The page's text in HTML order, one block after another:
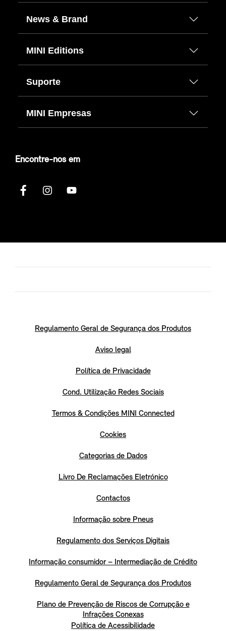
News & Brand
MINI Editions
Suporte
MINI Empresas
Encontre-nos em
Regulamento Geral de Segurança dos Produtos
Aviso legal
Política de Privacidade
Cond. Utilização Redes Sociais
Termos & Condições MINI Connected
Cookies
Categorias de Dados
Livro De Reclamações Eletrónico
Contactos
Informação sobre Pneus
Regulamento dos Serviços Digitais
Informação consumidor – Intermediação de Crédito
Regulamento Geral de Segurança dos Produtos
Plano de Prevenção de Riscos de Corrupção e
Infrações Conexas
Política de Acessibilidade